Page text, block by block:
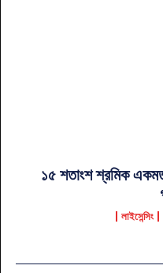
১৫ শতাংশ শ্রমিক
লাইসেন্সিং